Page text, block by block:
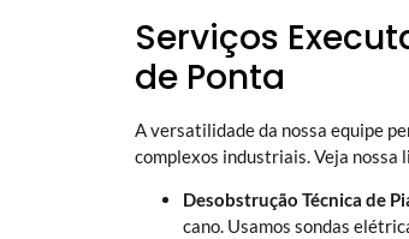
Serviços
de Ponta
A versatilidade da nossa equipe
complexos industriais. Veja nossa
Desobstrução Técnica de
cano. Usamos sondas